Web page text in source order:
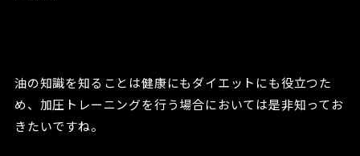
油の知識を知ることは健康にもダイエットにも役立つた
め、加圧トレーニングを行う場合においては是非知ってお
きたいですね。